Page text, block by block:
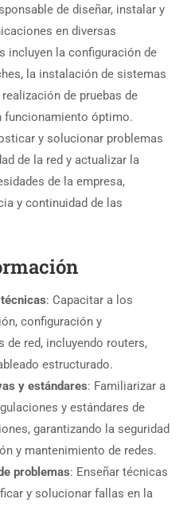
de diseñar, instalar y
en diversas
incluyen la configuración de
la instalación de sistemas
de pruebas de
funcionamiento óptimo.
y solucionar problemas
de la red y actualizar la
de la empresa,
y continuidad de las
: Capacitar a los
configuración y
de red, incluyendo routers,
estructurado.
y estándares: Familiarizar a
y estándares de
garantizando la seguridad
y mantenimiento de redes.
problemas: Enseñar técnicas
y solucionar fallas en la